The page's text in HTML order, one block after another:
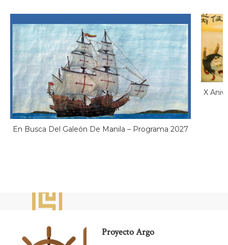
En Busca Del Galeón De Manila – Programa 2027
X
Proyecto Argo